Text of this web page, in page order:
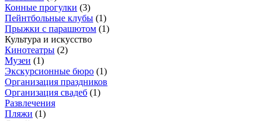
Конные прогулки (3)
Пейнтбольные клубы (1)
Прыжки с парашютом (1)
Культура и искусство
Кинотеатры (2)
Музеи (1)
Экскурсионные бюро (1)
Организация праздников
Организация свадеб (1)
Развлечения
Пляжи (1)